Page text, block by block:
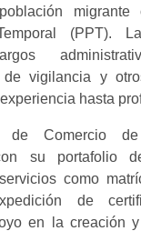
migrante
(PPT).
de vigilancia y
hasta
de Comercio
su portafolio
como
de
en la creación